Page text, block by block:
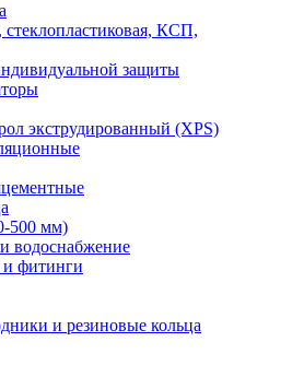
стеклопластиковая, КСП,
защиты
экструдированный (XPS)
500 мм)
водоснабжение
фитинги
и резиновые кольца